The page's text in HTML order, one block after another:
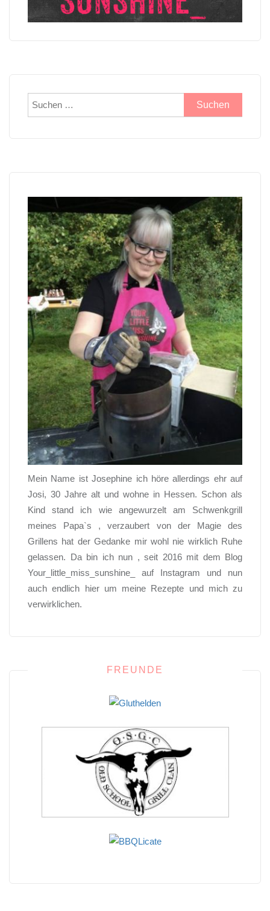
Suchen
nach:
Mein Name ist Josephine ich höre allerdings ehr auf
Josi, 30 Jahre alt und wohne in Hessen. Schon als
Kind stand ich wie angewurzelt am Schwenkgrill
meines Papa`s , verzaubert von der Magie des
Grillens hat der Gedanke mir wohl nie wirklich Ruhe
gelassen. Da bin ich nun , seit 2016 mit dem Blog
Your_little_miss_sunshine_ auf Instagram und nun
auch endlich hier um meine Rezepte und mich zu
verwirklichen.
FREUNDE